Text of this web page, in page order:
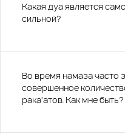
Какая дуа является
сильной?
Во время намаза часто
совершенное
рака'атов. Как мне быть?